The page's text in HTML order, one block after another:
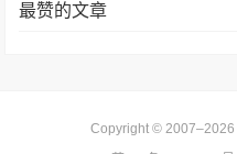
最赞的文章
Copyright © 2007–2026